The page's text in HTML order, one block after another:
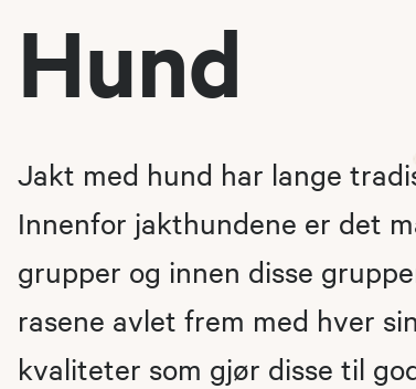
Hund
Jakt med hund har lange
Innenfor jakthundene er det
grupper og innen disse
rasene avlet frem med hver
kvaliteter som gjør disse til